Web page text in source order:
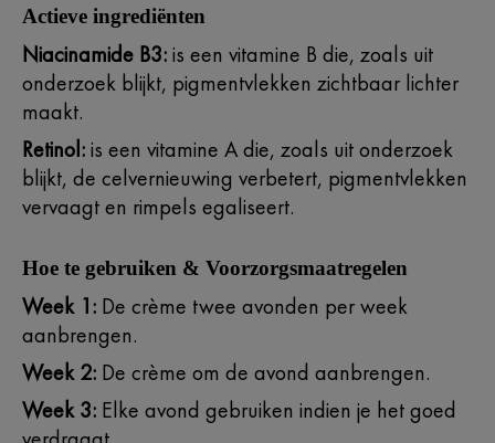
Actieve ingrediënten
Niacinamide B3:is een vitamine B die, zoals uit
onderzoek blijkt, pigmentvlekken zichtbaar lichter
maakt.
Retinol:is een vitamine A die, zoals uit onderzoek
blijkt, de celvernieuwing verbetert, pigmentvlekken
vervaagt en rimpels egaliseert.
Hoe te gebruiken & Voorzorgsmaatregelen
Week 1: De crème twee avonden per week
aanbrengen.
Week 2: De crème om de avond aanbrengen.
Week 3: Elke avond gebruiken indien je het goed